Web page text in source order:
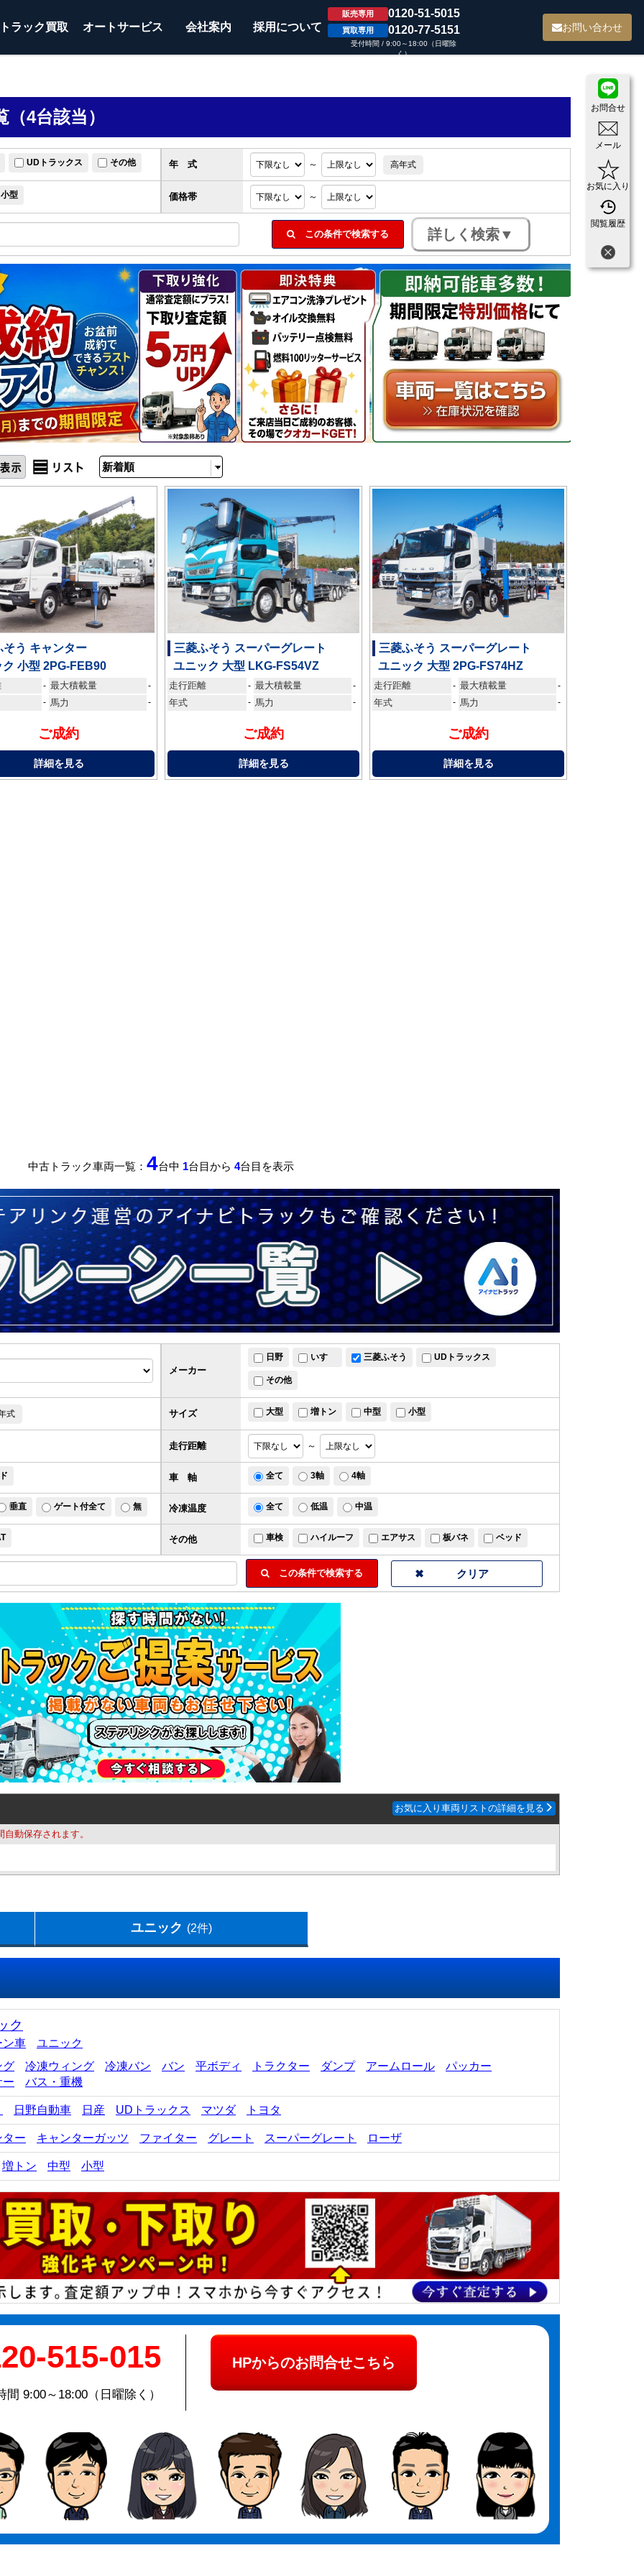
トラック買取 オートサービス 会社案内 採用について
販売専用 0120-51-5015
買取専用 0120-77-5151
受付時間 / 9:00～18:00（日曜除
く）
お問い合わせ
お問合せ
メール
お気に入り
閲覧履歴
4台該当）
小型 価格帯 ～
この条件で検索する
UDトラックス その他 年 式 ～ 高年式
そう キャンター
ク 小型 2PG-FEB90
- 最大積載量
-
- 馬力 -
ご成約
詳細を見る
三菱ふそう スーパーグレート
ユニック 大型 LKG-FS54VZ
走行距離 - 最大積載量 -
年式 - 馬力 -
ご成約
詳細を見る
三菱ふそう スーパーグレート
ユニック 大型 2PG-FS74HZ
走行距離 - 最大積載量 -
年式 - 馬力 -
ご成約
詳細を見る
中古トラック車両一覧： 4台中 1台目から 4台目を表示
サイズ 大型 増トン 中型 小型
この条件で検索する
メーカー
日野 いすゞ 三菱ふそう UDトラックス
その他
式
走行距離 ～
車 軸 全て 3軸 4軸
垂直 ゲート付全て 無 冷凍温度 全て 低温 中温
その他 車検 ハイルーフ エアサス 板バネ ベッド
お気に入り車両リストの詳細を見る
動保存されます。
ユニック (2件)
ク
ン車
ユニック
グ
冷凍ウィング 冷凍バン バン 平ボディ トラクター ダンプ アームロール
パッカー
ー
バス・重機
日野自動車 日産 UDトラックス マツダ トヨタ
ター キャンターガッツ ファイター グレート スーパーグレート ローザ
増トン 中型 小型
515-015
間 9:00～18:00（日曜除く）
HPからのお問合せこちら